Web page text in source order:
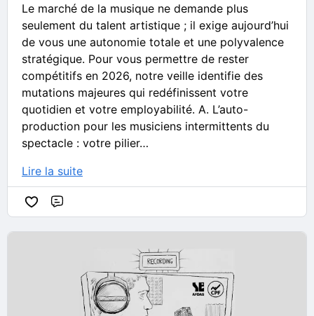
Le marché de la musique ne demande plus
seulement du talent artistique ; il exige aujourd’hui
de vous une autonomie totale et une polyvalence
stratégique. Pour vous permettre de rester
compétitifs en 2026, notre veille identifie des
mutations majeures qui redéfinissent votre
quotidien et votre employabilité. A. L’auto-
production pour les musiciens intermittents du
spectacle : votre pilier…
Lire la suite